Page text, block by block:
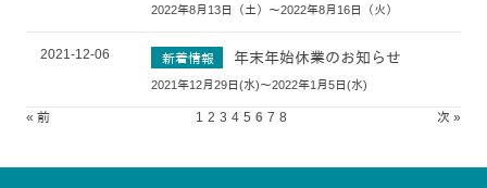
2022年8月13日（土）～2022年8月16日（火）
2021-12-06 新着情報 年末年始休業のお知らせ
2021年12月29日(水)～2022年1月5日(水)
« 前 1 2 3 4 5 6 7 8 次 »